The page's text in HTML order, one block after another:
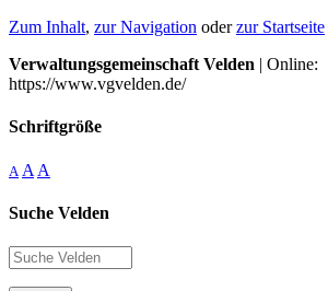
Zum Inhalt, zur Navigation oderzur Startseite
Verwaltungsgemeinschaft Velden | Online:
https://www.vgvelden.de/
Schriftgröße
A A A
Suche Velden